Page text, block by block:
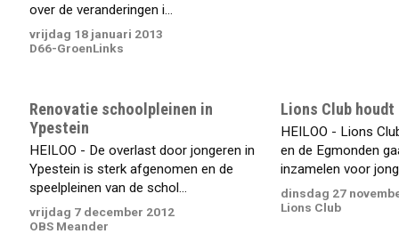
over de veranderingen i...
vrijdag 18 januari 2013
D66-GroenLinks
Renovatie schoolpleinen in
Ypestein
HEILOO - De overlast door jongeren in
Ypestein is sterk afgenomen en de
speelpleinen van de schol...
vrijdag 7 december 2012
OBS Meander
Lions Club
HEILOO - Lions
en de Egmonden
inzamelen voor
dinsdag 27
Lions Club